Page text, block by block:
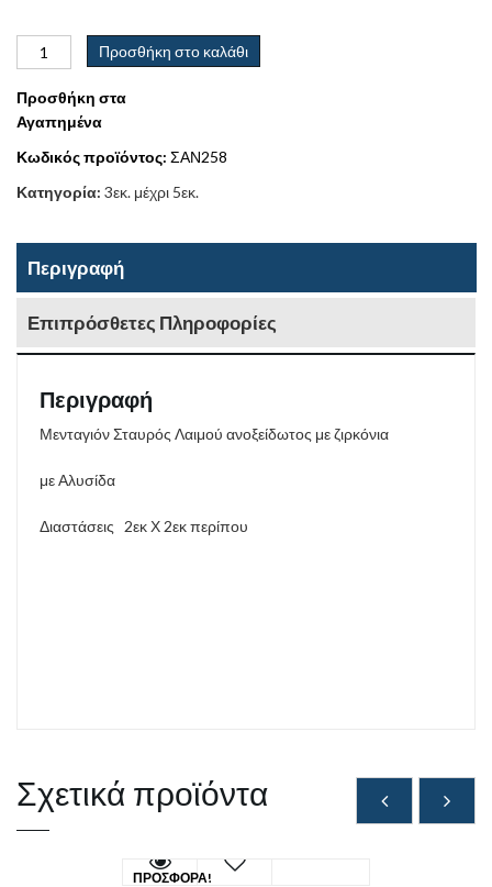
Προσθήκη στο καλάθι
Προσθήκη στα
Αγαπημένα
Κωδικός προϊόντος: ΣΑΝ258
Κατηγορία: 3εκ. μέχρι 5εκ.
Περιγραφή
Επιπρόσθετες Πληροφορίες
Περιγραφή
Μενταγιόν Σταυρός Λαιμού ανοξείδωτος με ζιρκόνια
με Αλυσίδα
Διαστάσεις 2εκ Χ 2εκ περίπου
Σχετικά προϊόντα
ΠΡΟΣΦΟΡΆ!